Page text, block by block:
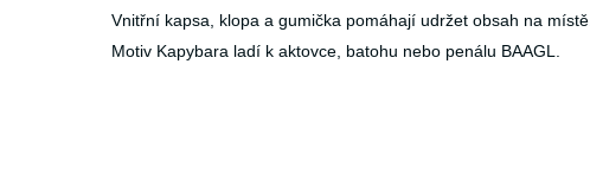
Vnitřní kapsa, klopa a gumička pomáhají udržet obsah na místě.
Motiv Kapybara ladí k aktovce, batohu nebo penálu BAAGL.